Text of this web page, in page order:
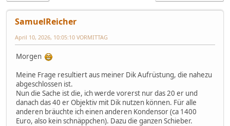
SamuelReicher
April 10, 2026, 10:05:10 VORMITTAG
Morgen
Meine Frage resultiert aus meiner Dik Aufrüstung, die nahezu
abgeschlossen ist.
Nun die Sache ist die, ich werde vorerst nur das 20 er und
danach das 40 er Objektiv mit Dik nutzen können. Für alle
anderen bräuchte ich einen anderen Kondensor (ca 1400
Euro, also kein schnäppchen). Dazu die ganzen Schieber.